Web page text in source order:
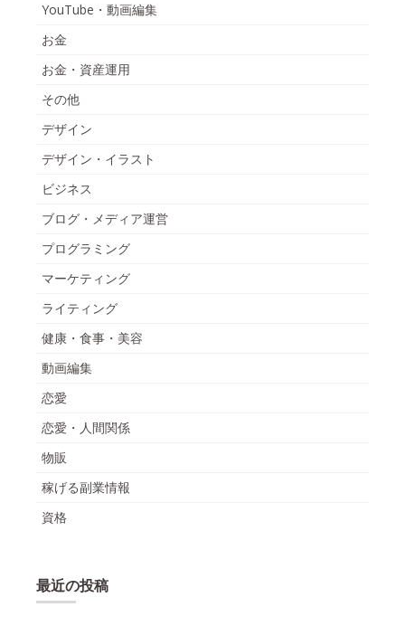
YouTube・動画編集
お金
お金・資産運用
その他
デザイン
デザイン・イラスト
ビジネス
ブログ・メディア運営
プログラミング
マーケティング
ライティング
健康・食事・美容
動画編集
恋愛
恋愛・人間関係
物販
稼げる副業情報
資格
最近の投稿